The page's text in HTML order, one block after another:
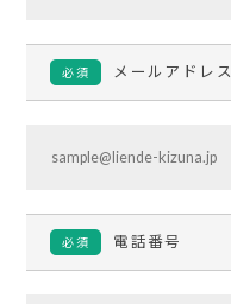
必須 メールアドレス
必須 電話番号